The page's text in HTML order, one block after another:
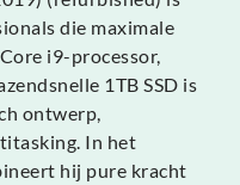
die maximale
i9-processor,
1TB SSD is
ontwerp,
In het
hij pure kracht